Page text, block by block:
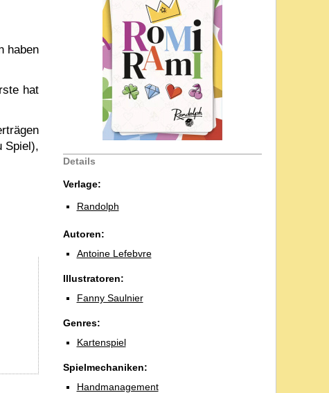
Details
Verlage:
Randolph
Autoren:
Antoine Lefebvre
Illustratoren:
Fanny Saulnier
Genres:
Kartenspiel
Spielmechaniken:
Handmanagement
haben
hat
Spiel),